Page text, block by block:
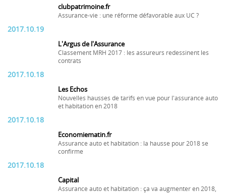
clubpatrimoine.fr
Assurance-vie : une réforme défavorable aux UC ?
2017.10.19
L'Argus de l'Assurance
Classement MRH 2017 : les assureurs redessinent les
contrats
2017.10.18
Les Echos
Nouvelles hausses de tarifs en vue pour l'assurance auto
et habitation en 2018
2017.10.18
Economiematin.fr
Assurance auto et habitation : la hausse pour 2018 se
confirme
2017.10.18
Capital
Assurance auto et habitation : ça va augmenter en 2018,